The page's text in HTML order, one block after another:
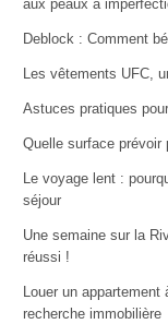
aux peaux à
Deblock : Comment
Les vêtements UFC,
Astuces pratiques
Quelle surface prévoir
Le voyage lent :
séjour
Une semaine sur la
réussi !
Louer un
recherche immobilière